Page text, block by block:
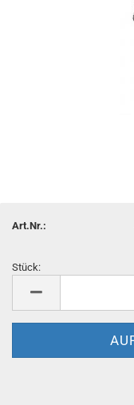
Art.Nr.:
Stück: